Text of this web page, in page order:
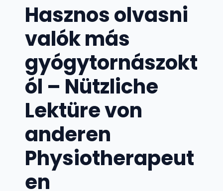
Hasznos olvasni
valók más
gyógytornászokt
ól – Nützliche
Lektüre von
anderen
Physiotherapeut
en